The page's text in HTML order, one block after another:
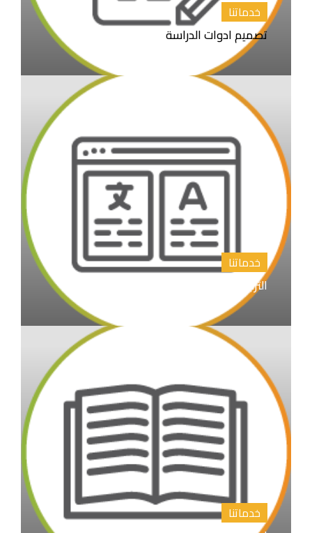
خدماتنا
تصميم ادوات الدراسة
خدماتنا
الترجمة الأدبية والأكاديمية
خدماتنا